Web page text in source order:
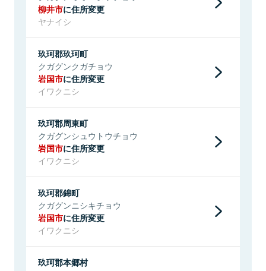
柳井市に住所変更
ヤナイシ
玖珂郡玖珂町
クガグンクガチョウ
岩国市に住所変更
イワクニシ
玖珂郡周東町
クガグンシュウトウチョウ
岩国市に住所変更
イワクニシ
玖珂郡錦町
クガグンニシキチョウ
岩国市に住所変更
イワクニシ
玖珂郡本郷村